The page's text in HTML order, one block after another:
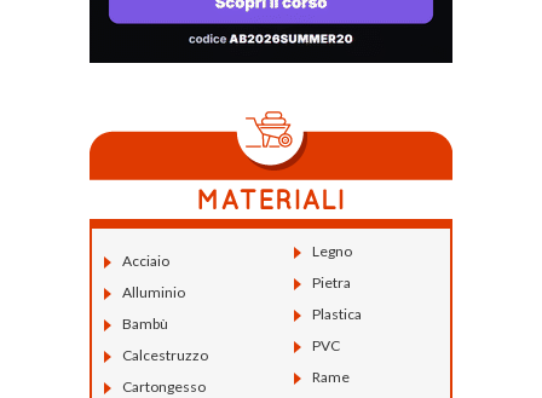
Acciaio
Alluminio
Bambù
Calcestruzzo
Cartongesso
Legno
Pietra
Plastica
PVC
Rame